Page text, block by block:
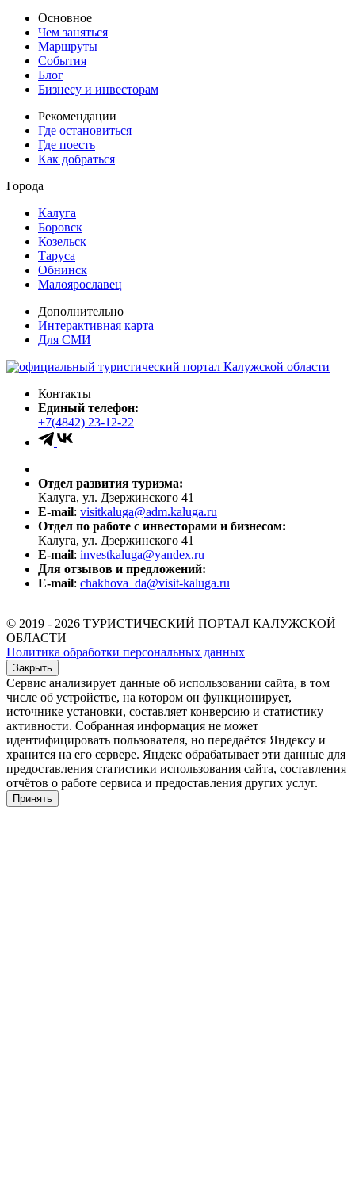
Основное
Чем заняться
Маршруты
События
Блог
Бизнесу и инвесторам
Рекомендации
Где остановиться
Где поесть
Как добраться
Города
Калуга
Боровск
Козельск
Таруса
Обнинск
Малоярославец
Дополнительно
Интерактивная карта
Для СМИ
Контакты
Единый телефон:
+7(4842) 23-12-22
Отдел развития туризма:
Калуга, ул. Дзержинского 41
E-mail: visitkaluga@adm.kaluga.ru
Отдел по работе с инвесторами и бизнесом:
Калуга, ул. Дзержинского 41
E-mail: investkaluga@yandex.ru
Для отзывов и предложений:
E-mail: chakhova_da@visit-kaluga.ru
© 2019 - 2026 ТУРИСТИЧЕСКИЙ ПОРТАЛ КАЛУЖСКОЙ
ОБЛАСТИ
Политика обработки персональных данных
Закрыть
Сервис анализирует данные об использовании сайта, в том
числе об устройстве, на котором он функционирует,
источнике установки, составляет конверсию и статистику
активности. Собранная информация не может
идентифицировать пользователя, но передаётся Яндексу и
хранится на его сервере. Яндекс обрабатывает эти данные для
предоставления статистики использования сайта, составления
отчётов о работе сервиса и предоставления других услуг.
Принять